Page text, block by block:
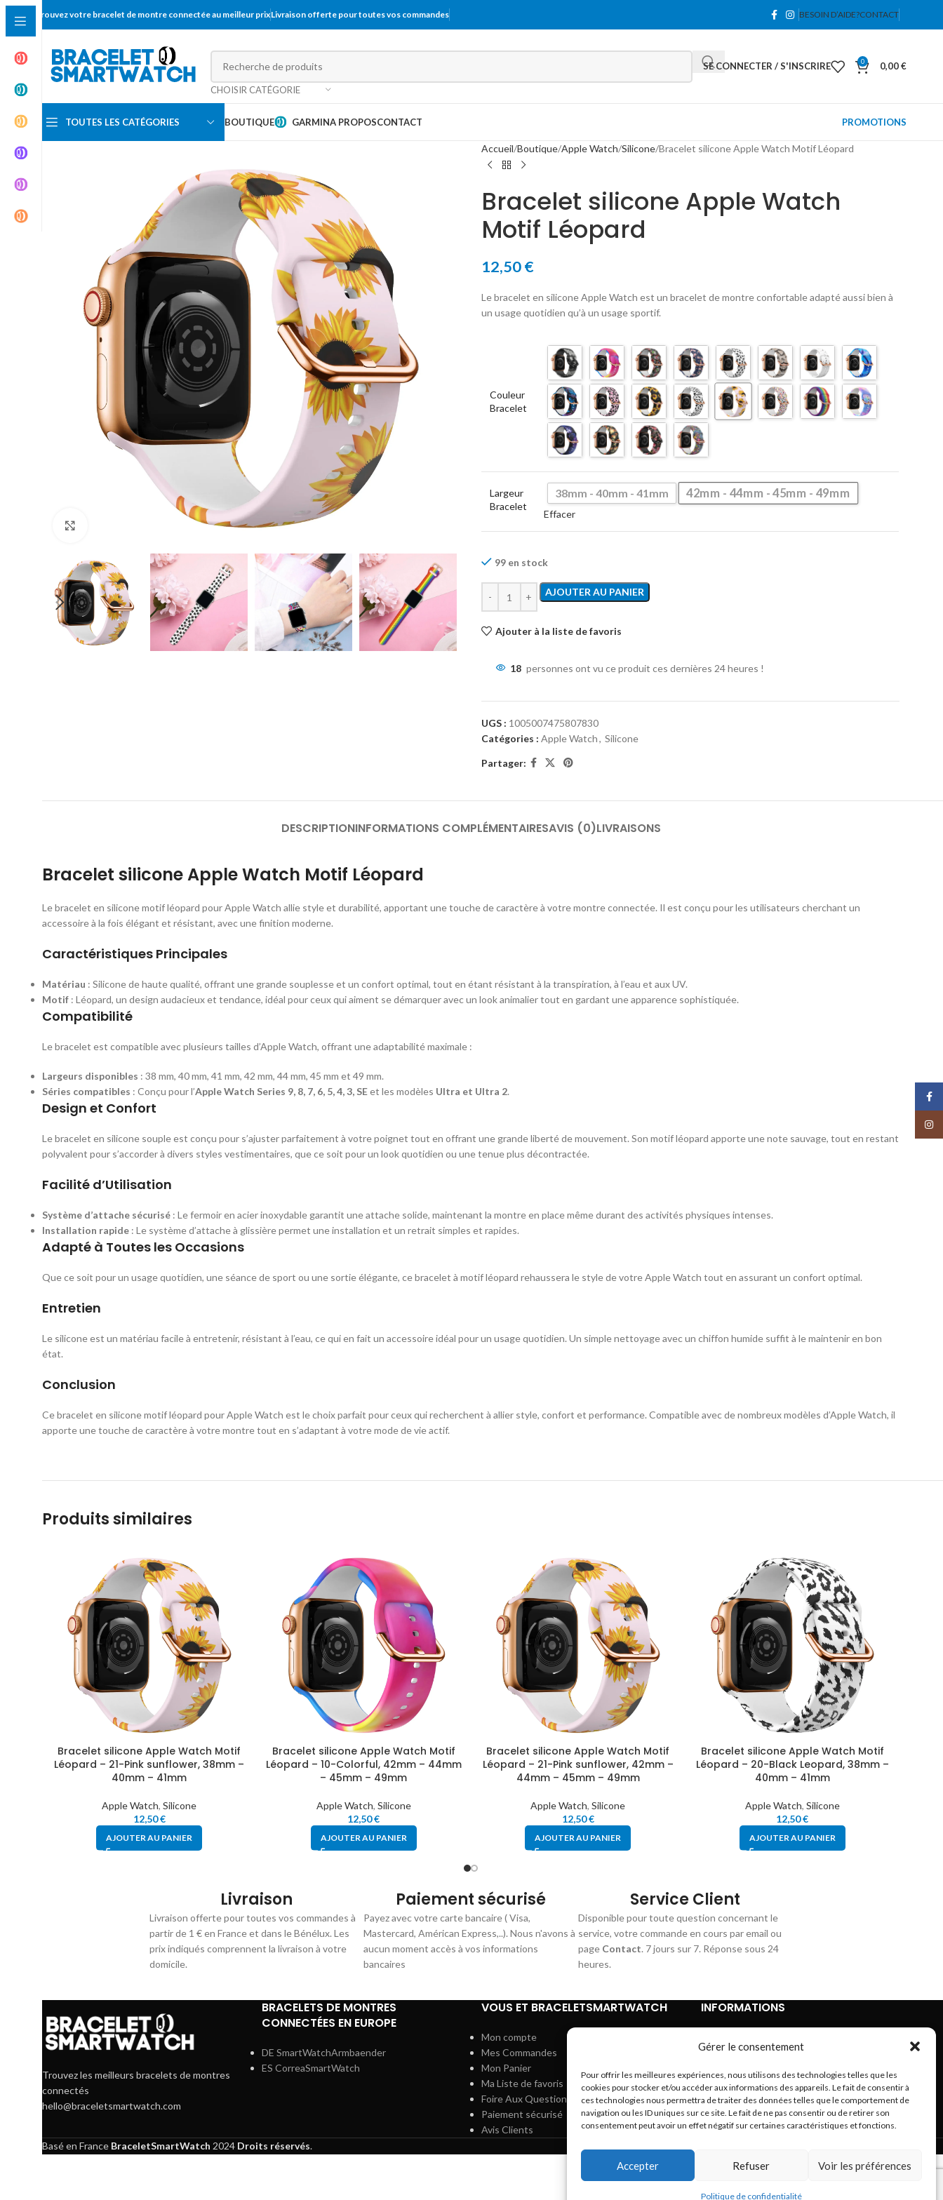
Gérer le consentement
Pour offrir les meilleures expériences, nous utilisons des technologies telles que les
cookies pour stocker et/ou accéder aux informations des appareils. Le fait de consentir à
ces technologies nous permettra de traiter des données telles que le comportement de
navigation ou les ID uniques sur ce site. Le fait de ne pas consentir ou de retirer son
consentement peut avoir un effet négatif sur certaines caractéristiques et fonctions.
Accepter Refuser Voir les préférences
Politique de confidentialité
Trouvez votre bracelet de montre connectée au meilleur prixLivraison offerte pour toutes vos commandes BESOIN D’AIDE?CONTACT
CHOISIR CATÉGORIE
SE CONNECTER / S'INSCRIRE 0 0,00€
TOUTES LES CATÉGORIES BOUTIQUE GARMINA PROPOSCONTACT PROMOTIONS
Accueil Boutique Apple Watch Silicone Bracelet silicone Apple Watch Motif Léopard
Bracelet silicone Apple Watch
Motif Léopard
12,50€
Le bracelet en silicone Apple Watch est un bracelet de montre confortable adapté aussi bien à
un usage quotidien qu’à un usage sportif.
Couleur
Bracelet
Largeur
Bracelet
38mm - 40mm - 41mm 42mm - 44mm - 45mm - 49mm
Effacer
99 en stock
AJOUTER AU PANIER
Ajouter à la liste de favoris
18 personnes ont vu ce produit ces dernières 24 heures !
UGS : 1005007475807830
Catégories : Apple Watch, Silicone
Partager:
DESCRIPTIONINFORMATIONS COMPLÉMENTAIRESAVIS (0)LIVRAISONS
Bracelet silicone Apple Watch Motif Léopard
Le bracelet en silicone motif léopard pour Apple Watch allie style et durabilité, apportant une touche de caractère à votre montre connectée. Il est conçu pour les utilisateurs cherchant un
accessoire à la fois élégant et résistant, avec une finition moderne.
Caractéristiques Principales
Matériau : Silicone de haute qualité, offrant une grande souplesse et un confort optimal, tout en étant résistant à la transpiration, à l’eau et aux UV.
Motif : Léopard, un design audacieux et tendance, idéal pour ceux qui aiment se démarquer avec un look animalier tout en gardant une apparence sophistiquée.
Compatibilité
Le bracelet est compatible avec plusieurs tailles d’Apple Watch, offrant une adaptabilité maximale :
Largeurs disponibles : 38 mm, 40 mm, 41 mm, 42 mm, 44 mm, 45 mm et 49 mm.
Séries compatibles : Conçu pour l’Apple Watch Series 9, 8, 7, 6, 5, 4, 3, SEet les modèles Ultra et Ultra 2.
Design et Confort
Le bracelet en silicone souple est conçu pour s’ajuster parfaitement à votre poignet tout en offrant une grande liberté de mouvement. Son motif léopard apporte une note sauvage, tout en restant
polyvalent pour s’accorder à divers styles vestimentaires, que ce soit pour un look quotidien ou une tenue plus décontractée.
Facilité d’Utilisation
Système d’attache sécurisé : Le fermoir en acier inoxydable garantit une attache solide, maintenant la montre en place même durant des activités physiques intenses.
Installation rapide : Le système d’attache à glissière permet une installation et un retrait simples et rapides.
Adapté à Toutes les Occasions
Que ce soit pour un usage quotidien, une séance de sport ou une sortie élégante, ce bracelet à motif léopard rehaussera le style de votre Apple Watch tout en assurant un confort optimal.
Entretien
Le silicone est un matériau facile à entretenir, résistant à l’eau, ce qui en fait un accessoire idéal pour un usage quotidien. Un simple nettoyage avec un chiffon humide suffit à le maintenir en bon
état.
Conclusion
Ce bracelet en silicone motif léopard pour Apple Watch est le choix parfait pour ceux qui recherchent à allier style, confort et performance. Compatible avec de nombreux modèles d’Apple Watch, il
apporte une touche de caractère à votre montre tout en s’adaptant à votre mode de vie actif.
Produits similaires
Bracelet silicone Apple Watch Motif
Léopard – 21-Pink sunflower, 38mm –
40mm – 41mm
Apple Watch,Silicone
12,50€
AJOUTER AU PANIER
Bracelet silicone Apple Watch Motif
Léopard – 10-Colorful, 42mm – 44mm
– 45mm – 49mm
Apple Watch, Silicone
12,50€
AJOUTER AU PANIER
Bracelet silicone Apple Watch Motif
Léopard – 21-Pink sunflower, 42mm –
44mm – 45mm – 49mm
Apple Watch,Silicone
12,50€
AJOUTER AU PANIER
Bracelet silicone Apple Watch Motif
Léopard – 20-Black Leopard, 38mm –
40mm – 41mm
Apple Watch, Silicone
12,50€
AJOUTER AU PANIER
Livraison
Livraison offerte pour toutes vos commandes à
partir de 1 € en France et dans le Bénélux. Les
prix indiqués comprennent la livraison à votre
domicile.
Paiement sécurisé
Payez avec votre carte bancaire ( Visa,
Mastercard, Américan Express,..). Nous n'avons à
aucun moment accès à vos informations
bancaires
Service Client
Disponible pour toute question concernant le
service, votre commande en cours par email ou
page Contact. 7 jours sur 7. Réponse sous 24
heures.
Trouvez les meilleurs bracelets de montres
connectés
hello@braceletsmartwatch.com
BRACELETS DE MONTRES
CONNECTÉES EN EUROPE
DE SmartWatchArmbaender
ES CorreaSmartWatch
VOUS ET BRACELETSMARTWATCH
Mon compte
Mes Commandes
Mon Panier
Ma Liste de favoris
Foire Aux Questions
Paiement sécurisé
Avis Clients
INFORMATIONS
Mentions légales
Retours et remboursements
Politique de confidentialité
A propos
Plan du site
Basé en France BraceletSmartWatch 2024 Droits réservés.